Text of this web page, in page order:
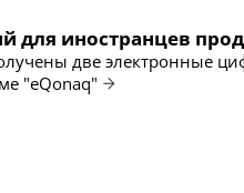
для иностранцев
две электронные
"eQonaq"